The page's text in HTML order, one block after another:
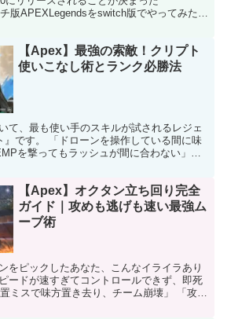
版APEXLegendsをswitch版でやってみたい
【Apex】最強の索敵！クリプト
使いこなし術とランク必勝法
て、最も使い手のスキルが試されるレジェ
』です。 「ドローンを操作している間に味
を撃ってもラッシュが間に合わない」
【Apex】オクタン立ち回り完全
ガイド｜攻めも逃げも速い最強ム
ーブ術
をピックしたあなた、こんなイライラあり
ードが速すぎてコントロールできず、即死
ミスで味方置き去り、チーム崩壊」 「攻め